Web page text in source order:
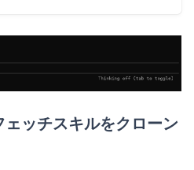
ッチスキルをクローン